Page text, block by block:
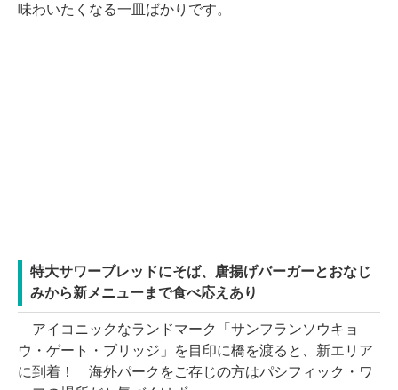
味わいたくなる一皿ばかりです。
特大サワーブレッドにそば、唐揚げバーガーとおなじ
みから新メニューまで食べ応えあり
アイコニックなランドマーク「サンフランソウキョ
ウ・ゲート・ブリッジ」を目印に橋を渡ると、新エリア
に到着！ 海外パークをご存じの方はパシフィック・ワ